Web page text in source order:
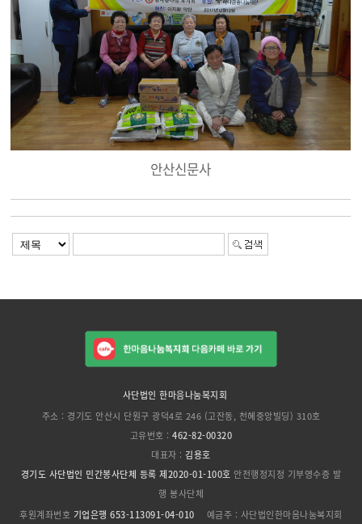
안산신문사
사단법인 한마음나눔복지회
주소 : 경기도 안산시 단원구 광덕4로 246 (고잔동, 천혜중앙빌딩) 310호
고유번호 :462-82-00320
대표자 : 김용호
경기도 사단법인 민간봉사단체 등록 제2020-01-100호 안전행정지정 기부영수증 발
행 봉사단체
후원계좌번호 기업은행 653-113091-04-010 예금주 : 사단법인한마음나눔복지회